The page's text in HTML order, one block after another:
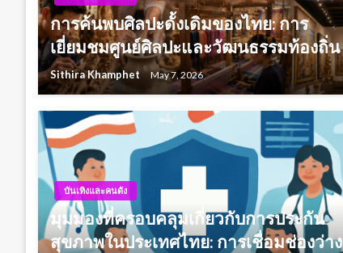
การค้นพบศิลปะดั้งเดิมของไทย: การ
เยี่ยมชมศูนย์ศิลปะและวัฒนธรรมท้องถิ่น
Sithira Khamphet May 7, 2026
บันเทิงและคนดัง
มุมมองที่ครอบคลุมเกี่ยวกับการประกัน
สุขภาพในประเทศไทย: การเชื่อมช่องว่าง